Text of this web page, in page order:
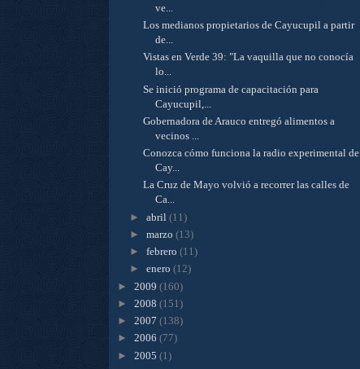
ve...
Los medianos propietarios de Cayucupil a partir
de...
Vistas en Verde 39: "La vaquilla que no conocía
lo...
Se inició programa de capacitación para
Cayucupil,...
Gobernadora de Arauco entregó alimentos a
vecinos ...
Conozca cómo funciona la radio experimental de
Cay...
La Cruz de Mayo volvió a recorrer las calles de
Ca...
►abril(11)
►marzo(13)
►febrero(11)
►enero(12)
► 2009 (160)
► 2008 (151)
► 2007 (138)
► 2006 (77)
► 2005 (1)